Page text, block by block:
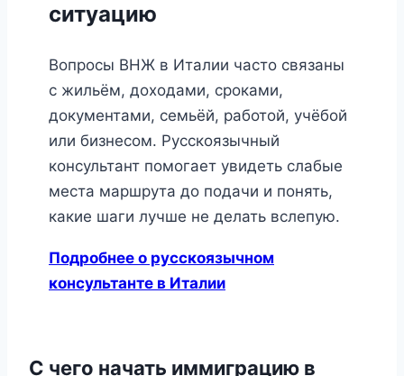
ситуацию
Вопросы ВНЖ в Италии часто связаны
с жильём, доходами, сроками,
документами, семьёй, работой, учёбой
или бизнесом. Русскоязычный
консультант помогает увидеть слабые
места маршрута до подачи и понять,
какие шаги лучше не делать вслепую.
Подробнее о русскоязычном
консультанте в Италии
С чего начать иммиграцию в